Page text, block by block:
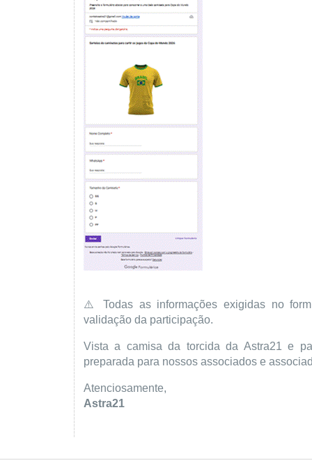
⚠️ Todas as informações exigidas no
validação da participação.
Vista a camisa da torcida da Astra21 e
preparada para nossos associados e
Atenciosamente,
Astra21